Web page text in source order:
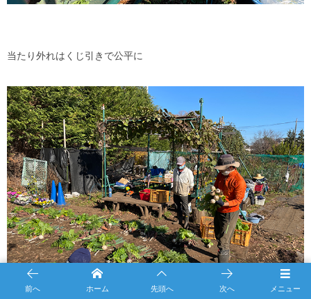
当たり外れはくじ引きで公平に
メニュー
前へ ホーム 先頭へ 次へ